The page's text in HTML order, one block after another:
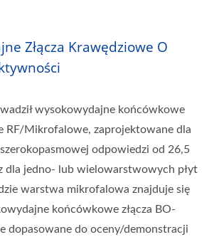
Złącza Krawędziowe O
wysokowydajne końcówkowe
RF/Mikrofalowe, zaprojektowane dla
odpowiedzi od 26,5
dla jedno- lub wielowarstwowych płyt
warstwa mikrofalowa znajduje się
końcówkowe złącza BO-
dopasowane do oceny/demonstracji